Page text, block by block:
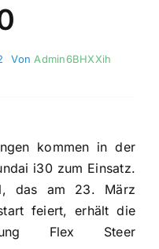
VonAdmin6BHXXih
kommen in der
i30 zum Einsatz.
das am 23. März
feiert, erhält die
Flex Steer